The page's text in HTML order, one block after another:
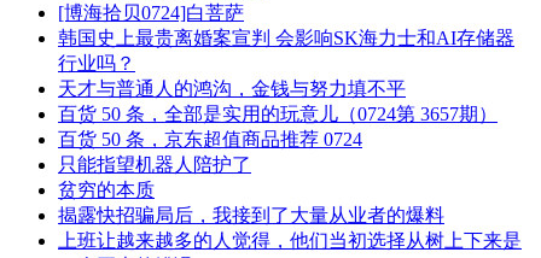
[博海拾贝0724]白菩萨
韩国史上最贵离婚案宣判 会影响SK海力士和AI存储器
行业吗？
天才与普通人的鸿沟，金钱与努力填不平
百货 50 条，全部是实用的玩意儿（0724第 3657期）
百货 50 条，京东超值商品推荐 0724
只能指望机器人陪护了
贫穷的本质
揭露快招骗局后，我接到了大量从业者的爆料
上班让越来越多的人觉得，他们当初选择从树上下来是